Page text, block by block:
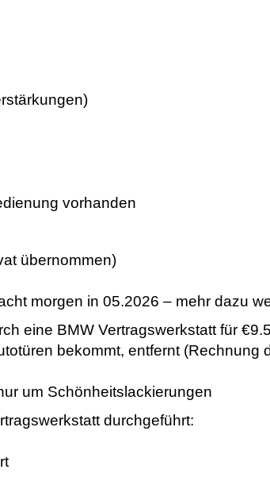
vorhanden
übernommen)
morgen in 05.2026 – mehr dazu
eine BMW Vertragswerkstatt für
bekommt, entfernt (Rechnung
um Schönheitslackierungen
durchgeführt: